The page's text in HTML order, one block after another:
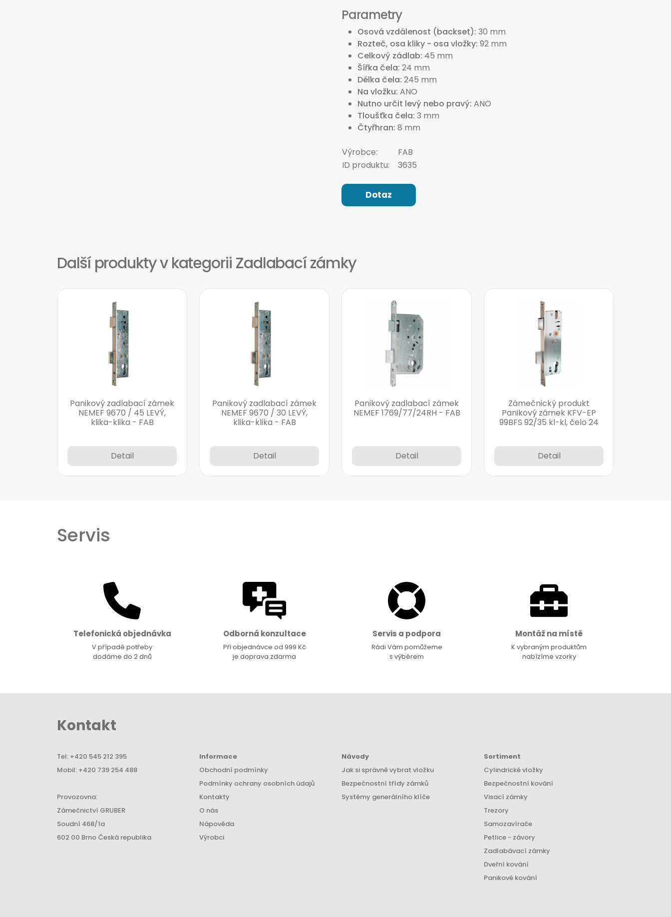
Parametry
Osová vzdálenost (backset) 30 mm
Rozteč, osa kliky - osa vložky 92 mm
Celkový zádlab 45 mm
Šířka čela 24 mm
Délka čela 245 mm
Na vložku ANO
Nutno určit levý nebo pravý ANO
Tloušťka čela 3 mm
Čtyřhran 8 mm
Výrobce:
FAB
ID produktu:
3635
Dotaz
Další produkty v kategorii Zadlabací zámky
Panikový zadlabací zámek
NEMEF 9670 / 45 LEVÝ,
klika-klika - FAB
Detail
Panikový zadlabací zámek
NEMEF 9670 / 30 LEVÝ,
klika-klika - FAB
Detail
Panikový zadlabací zámek
NEMEF 1769/77/24RH - FAB
Detail
Zámečnický produkt
Panikový zámek KFV-EP
99BFS 92/35 kl-kl, čelo 24
Detail
Servis
Telefonická objednávka
V případě potřeby
dodáme do 2 dnů
Odborná konzultace
Při objednávce od 999 Kč
je doprava zdarma
Servis a podpora
Rádi Vám pomůžeme
s výběrem
Montáž na místě
K vybraným produktům
nabízíme vzorky
Kontakt
Tel: +420 545 212 395
Mobil: +420 739 254 488
Provozovna:
Zámečnictví GRUBER
Soudní 468/1a
602 00 Brno Česká republika
Informace
Obchodní podmínky
Podmínky ochrany osobních údajů
Kontakty
O nás
Nápověda
Výrobci
Návody
Jak si správně vybrat vložku
Bezpečnostní třídy zámků
Systémy generálního klíče
Sortiment
Cylindrické vložky
Bezpečnostní kování
Visací zámky
Trezory
Samozavírače
Petlice - závory
Zadlabávací zámky
Dveřní kování
Panikové kování